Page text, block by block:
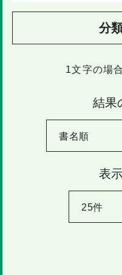
分
1文字の場
結果
表